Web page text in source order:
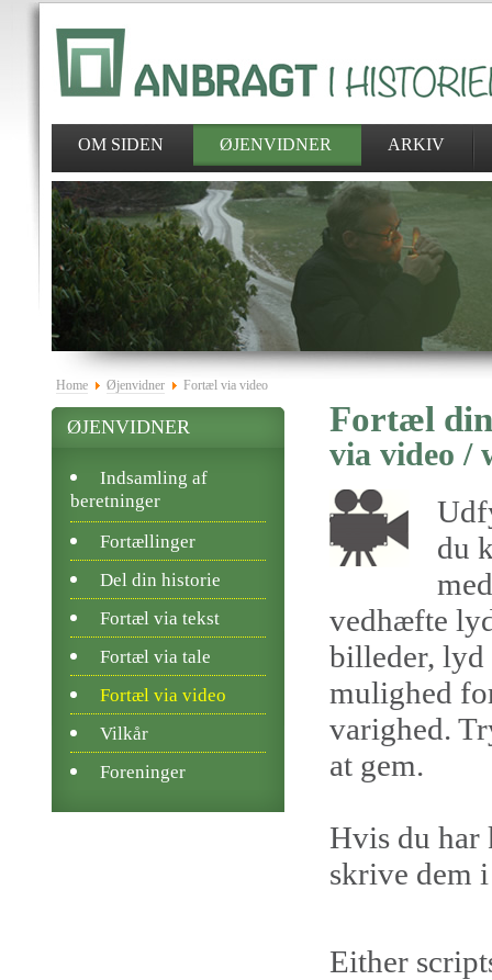
OM SIDEN ØJENVIDNER ARKIV
Home Øjenvidner Fortæl via video
Fortæl
via video /
du
vedhæfte
billeder, lyd
mulighed
varighed.
at gem.
Hvis du
skrive dem
Either
ØJENVIDNER
Indsamling af
beretninger
Fortællinger
Del din historie
Fortæl via tekst
Fortæl via tale
Fortæl via video
Vilkår
Foreninger